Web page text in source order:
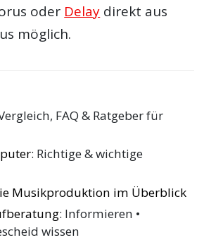
oder Delay direkt aus
möglich.
FAQ & Ratgeber für
: Richtige & wichtige
Musikproduktion im Überblick
: Informieren •
wissen